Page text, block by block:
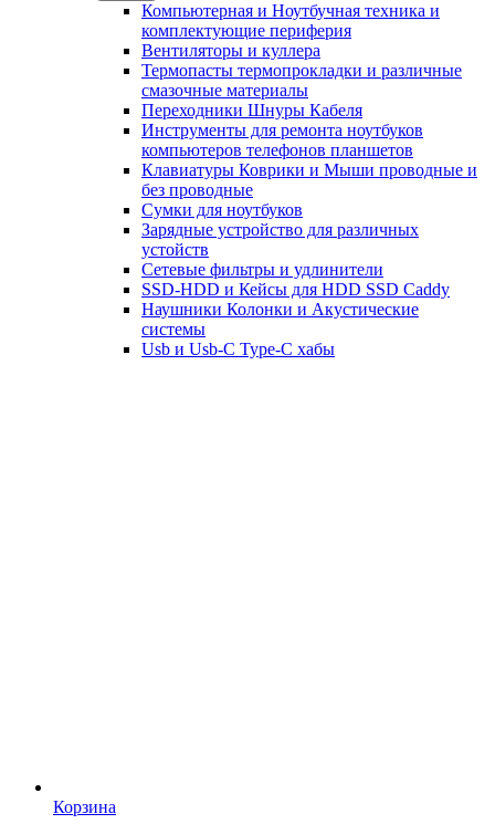
Компьютерная и Ноутбучная техника и
комплектующие периферия
Вентиляторы и куллера
Термопасты термопрокладки и различные
смазочные материалы
Переходники Шнуры Кабеля
Инструменты для ремонта ноутбуков
компьютеров телефонов планшетов
Клавиатуры Коврики и Мыши проводные и
без проводные
Сумки для ноутбуков
Зарядные устройство для различных
устойств
Сетевые фильтры и удлинители
SSD-HDD и Кейсы для HDD SSD Caddy
Наушники Колонки и Акустические
системы
Usb и Usb-C Type-C хабы
Корзина